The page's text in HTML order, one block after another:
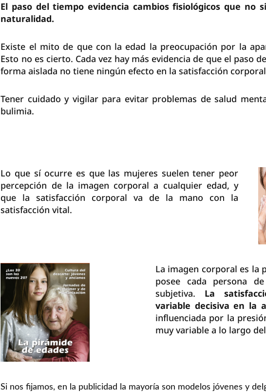
El paso del tiempo evidencia cambios fisiológicos que no
naturalidad.
Existe el mito de que con la edad la preocupación por la
Esto no es cierto. Cada vez hay más evidencia de que el paso
forma aislada no tiene ningún efecto en la satisfacción
Tener cuidado y vigilar para evitar problemas de salud
bulimia.
Lo que sí ocurre es que las mujeres suelen tener peor
percepción de la imagen corporal a cualquier edad, y
que la satisfacción corporal va de la mano con la
satisfacción vital.
La imagen corporal es la
posee cada persona
subjetiva. La
variable decisiva en la
influenciada por la
muy variable a lo largo
Si nos fijamos, en la publicidad la mayoría son modelos jóvenes y